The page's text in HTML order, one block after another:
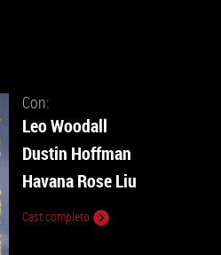
Con:
Leo Woodall
Dustin Hoffman
Havana Rose Liu
Cast completo